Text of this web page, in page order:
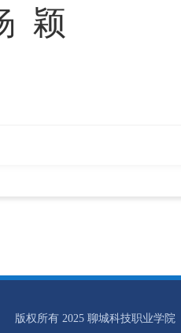
颖
版权所有 2025 聊城科技职业学院